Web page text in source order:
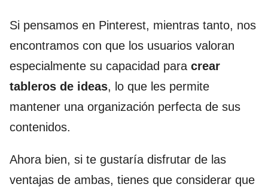
Si pensamos en Pinterest, mientras tanto, nos
encontramos con que los usuarios valoran
especialmente su capacidad para crear
tableros de ideas, lo que les permite
mantener una organización perfecta de sus
contenidos.
Ahora bien, si te gustaría disfrutar de las
ventajas de ambas, tienes que considerar que